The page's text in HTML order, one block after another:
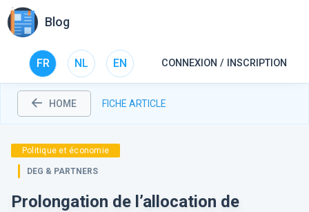
Blog
FR NL EN CONNEXION / INSCRIPTION
HOME FICHE ARTICLE
Politique et économie
DEG & PARTNERS
Prolongation de l’allocation de